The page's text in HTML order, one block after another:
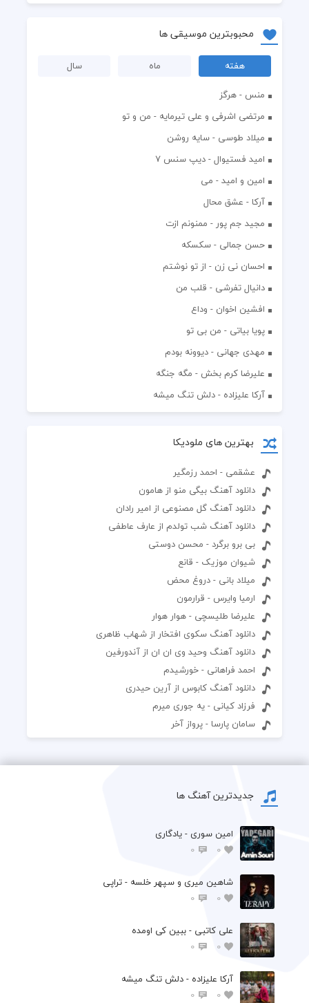
محبوبترین موسیقی ها
هفته ماه
سال
منس - هرگز
مرتضی اشرفی و علی تیرمایه - من و تو
میلاد طوسی - سایه روشن
اميد فستيوال - ديپ سنس ۷
امین و امید - می
آرکا - عشق محال
مجید جم پور - ممنونم ازت
حسن جمالی - سکسکه
احسان نی زن - از تو نوشتم
دانیال تفرشی - قلب من
افشين اخوان - وداع
پویا بیاتی - من بی تو
مهدی جهانی - دیوونه بودم
علیرضا کرم بخش - مگه جنگه
آرکا علیزاده - دلش تنگ میشه
بهترین های ملودیکا
عشقمی - احمد رزمگیر
دانلود آهنگ بیگی منو از هامون
دانلود آهنگ گل مصنوعی از امیر رادان
دانلود آهنگ شب تولدم از عارف عاطفی
بی برو برگرد - محسن دوستی
شیوان موزیک - قانع
میلاد بانی - دروغ محض
ارمیا وایرس - قرارمون
علیرضا طلیسچی - هوار هوار
دانلود آهنگ سکوی افتخار از شهاب ظاهری
دانلود آهنگ وحید وی ان ان از آندورفین
احمد فراهانی - خورشیدم
دانلود آهنگ کابوس از آرین حیدری
فرزاد کیانی - یه جوری میرم
سامان پارسا - پرواز آخر
جدیدترین آهنگ ها
امین سوری - یادگاری
0
0
شاهین میری و سپهر خلسه - تراپی
0
0
علی کاتبی - ببین کی اومده
0
0
آرکا علیزاده - دلش تنگ میشه
0
0